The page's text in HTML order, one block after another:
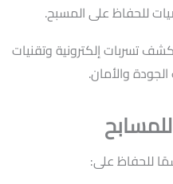
للحفاظ على المسبح.
تسربات إلكترونية وتقنيات
والأمان.
للحفاظ على: